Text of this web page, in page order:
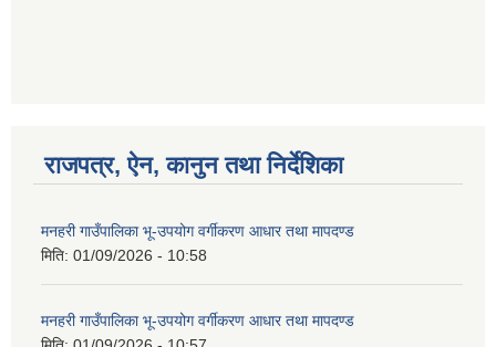
राजपत्र, ऐन, कानुन तथा निर्देशिका
मनहरी गाउँपालिका भू-उपयोग वर्गीकरण आधार तथा मापदण्ड
मिति: 01/09/2026 - 10:58
मनहरी गाउँपालिका भू-उपयोग वर्गीकरण आधार तथा मापदण्ड